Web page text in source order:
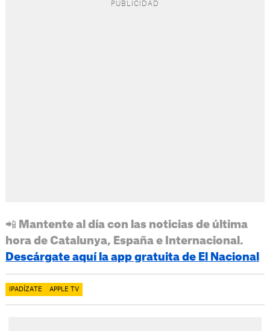
📲 Mantente al día con las noticias de última
hora de Catalunya, España e Internacional.
Descárgate aquí la app gratuita de El Nacional
IPADÍZATE APPLE TV